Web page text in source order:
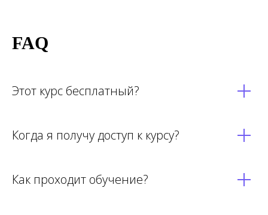
FAQ
Этот курс бесплатный?
Когда я получу доступ к курсу?
Как проходит обучение?